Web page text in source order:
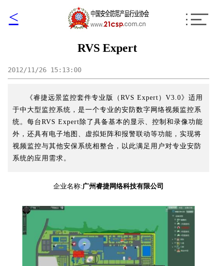
<
RVS Expert
2012/11/26 15:13:00
《睿捷远景监控套件专业版（RVS Expert）V3.0》适用
于中大型监控系统，是一个专业的安防数字网络视频监控系
统。每台RVS Expert除了具备基本的显示、控制和录像功能
外，还具有电子地图、虚拟矩阵和报警联动等功能，实现将
视频监控与其他安保系统相整合，以此满足用户对专业安防
系统的应用需求。
企业名称:广州睿捷网络科技有限公司